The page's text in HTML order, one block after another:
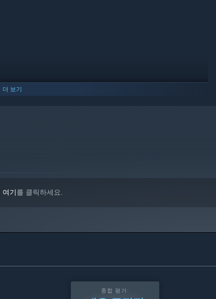
더 보기
여기를 클릭하세요.
종합 평가: